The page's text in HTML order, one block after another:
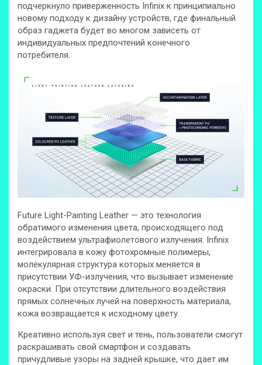
подчеркнуло приверженность Infinix к принципиально
новому подходу к дизайну устройств, где финальный
образ гаджета будет во многом зависеть от
индивидуальных предпочтений конечного
потребителя.
Future Light-Painting Leather — это технология
обратимого изменения цвета, происходящего под
воздействием ультрафиолетового излучения. Infinix
интегрировала в кожу фотохромные полимеры,
молекулярная структура которых меняется в
присутствии УФ-излучения, что вызывает изменение
окраски. При отсутствии длительного воздействия
прямых солнечных лучей на поверхность материала,
кожа возвращается к исходному цвету.
Креативно используя свет и тень, пользователи смогут
раскрашивать свой смартфон и создавать
причудливые узоры на задней крышке, что дает им